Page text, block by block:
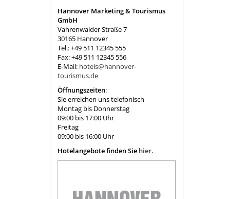
Hannover Marketing & Tourismus
GmbH
Vahrenwalder Straße 7
30165 Hannover
Tel.: +49 511 12345 555
Fax: +49 511 12345 556
E-Mail: hotels@hannover-
tourismus.de
Öffnungszeiten:
Sie erreichen uns telefonisch
Montag bis Donnerstag
09:00 bis 17:00 Uhr
Freitag
09:00 bis 16:00 Uhr
Hotelangebote finden Sie hier.